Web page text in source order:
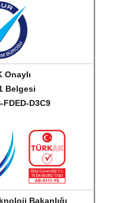
Onaylı
Belgesi
D3C9
Bakanlığı